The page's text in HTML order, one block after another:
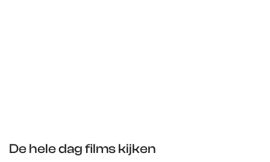
De hele dag films kijken